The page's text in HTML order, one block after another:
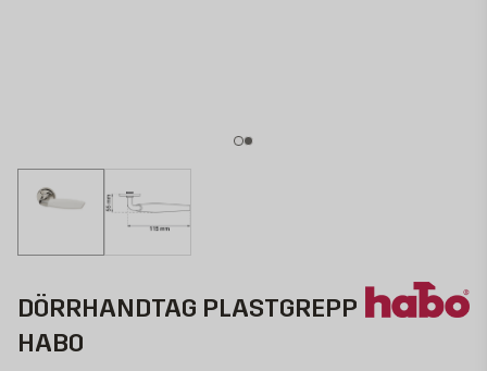
DÖRRHANDTAG PLASTGREPP
HABO